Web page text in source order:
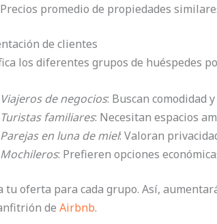
Precios promedio de propiedades
de clientes
los diferentes grupos de huéspedes
Viajeros de negocios: Buscan comodidad
Turistas familiares: Necesitan espacios
Parejas en luna de miel: Valoran
Mochileros: Prefieren opciones
tu oferta para cada grupo. Así,
de Airbnb.